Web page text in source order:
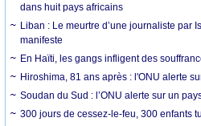
dans huit pays africains
Liban : Le meurtre d’une journaliste par
manifeste
En Haïti, les gangs infligent des
Hiroshima, 81 ans après : l'ONU alerte
Soudan du Sud : l’ONU alerte sur un
300 jours de cessez-le-feu, 300 enfants